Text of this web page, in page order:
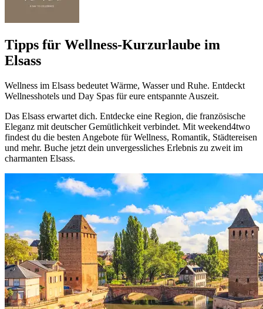
Tipps für Wellness-Kurzurlaube im
Elsass
Wellness im Elsass bedeutet Wärme, Wasser und Ruhe. Entdeckt
Wellnesshotels und Day Spas für eure entspannte Auszeit.
Das Elsass erwartet dich. Entdecke eine Region, die französische
Eleganz mit deutscher Gemütlichkeit verbindet. Mit weekend4two
findest du die besten Angebote für Wellness, Romantik, Städtereisen
und mehr. Buche jetzt dein unvergessliches Erlebnis zu zweit im
charmanten Elsass.